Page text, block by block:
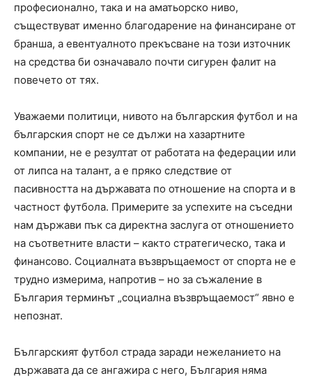
професионално, така и на аматьорско ниво,
съществуват именно благодарение на финансиране от
бранша, а евентуалното прекъсване на този източник
на средства би означавало почти сигурен фалит на
повечето от тях.
Уважаеми политици, нивото на българския футбол и на
българския спорт не се дължи на хазартните
компании, не е резултат от работата на федерации или
от липса на талант, а е пряко следствие от
пасивността на държавата по отношение на спорта и в
частност футбола. Примерите за успехите на съседни
нам държави пък са директна заслуга от отношението
на съответните власти – както стратегическо, така и
финансово. Социалната възвръщаемост от спорта не е
трудно измерима, напротив – но за съжаление в
България терминът „социална възвръщаемост“ явно е
непознат.
Българският футбол страда заради нежеланието на
държавата да се ангажира с него, България няма